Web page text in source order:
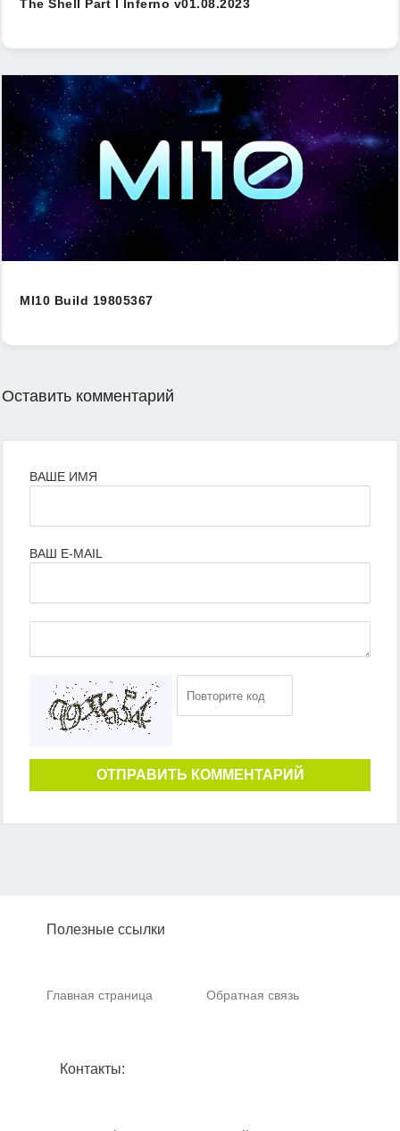
The Shell Part I Inferno v01.08.2023
MI10 Build 19805367
Оставить комментарий
ВАШЕ ИМЯ
ВАШ E-MAIL
ОТПРАВИТЬ КОММЕНТАРИЙ
Полезные ссылки
Главная страница Обратная связь
Контакты: